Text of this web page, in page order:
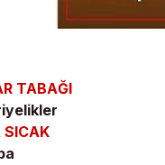
TABAĞI
SICAK